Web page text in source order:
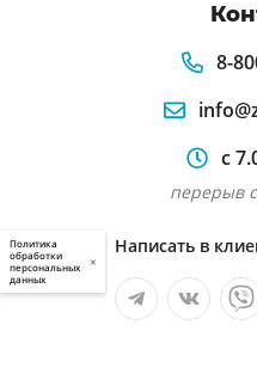
8-
с
перерыв
Написать в
Политика
обработки
персональных
данных
×